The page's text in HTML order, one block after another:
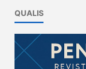
QUALIS